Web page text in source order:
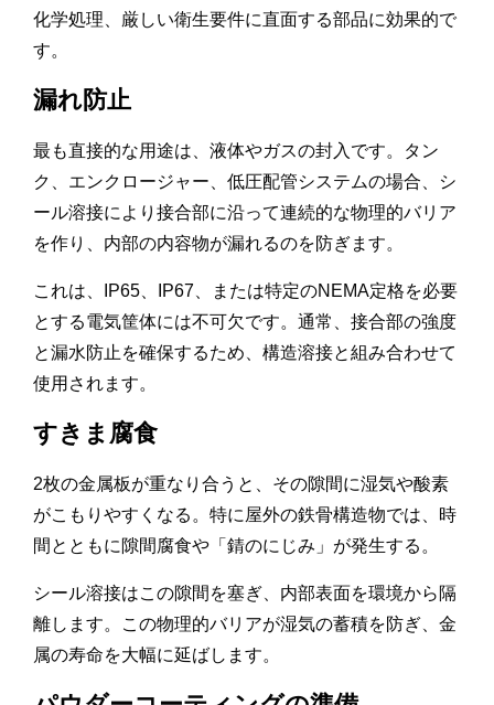
化学処理、厳しい衛生要件に直面する部品に効果的で
す。
漏れ防止
最も直接的な用途は、液体やガスの封入です。タン
ク、エンクロージャー、低圧配管システムの場合、シ
ール溶接により接合部に沿って連続的な物理的バリア
を作り、内部の内容物が漏れるのを防ぎます。
これは、IP65、IP67、または特定のNEMA定格を必要
とする電気筐体には不可欠です。通常、接合部の強度
と漏水防止を確保するため、構造溶接と組み合わせて
使用されます。
すきま腐食
2枚の金属板が重なり合うと、その隙間に湿気や酸素
がこもりやすくなる。特に屋外の鉄骨構造物では、時
間とともに隙間腐食や「錆のにじみ」が発生する。
シール溶接はこの隙間を塞ぎ、内部表面を環境から隔
離します。この物理的バリアが湿気の蓄積を防ぎ、金
属の寿命を大幅に延ばします。